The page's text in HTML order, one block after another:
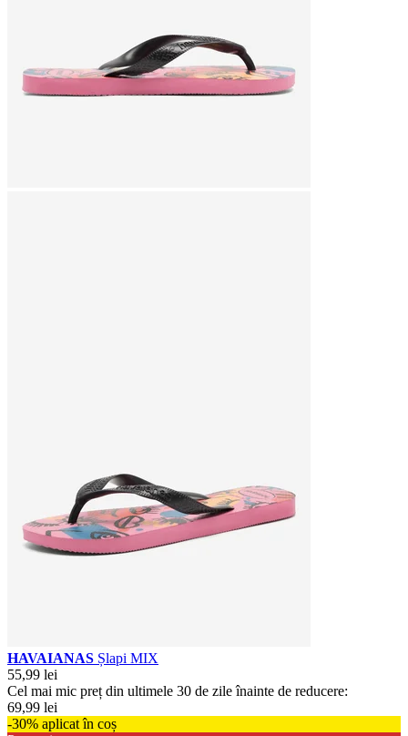
HAVAIANAS Șlapi MIX
55,99 lei
Cel mai mic preț din ultimele 30 de zile înainte de reducere:
69,99 lei
-30% aplicat în coș